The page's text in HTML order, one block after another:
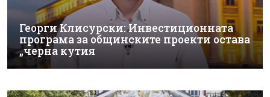
Георги Клисурски: Инвестиционната
програма за общинските проекти остава
„черна кутия